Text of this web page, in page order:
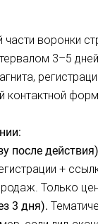
части воронки
3–5
контактной
после
+
Только
3 дня).